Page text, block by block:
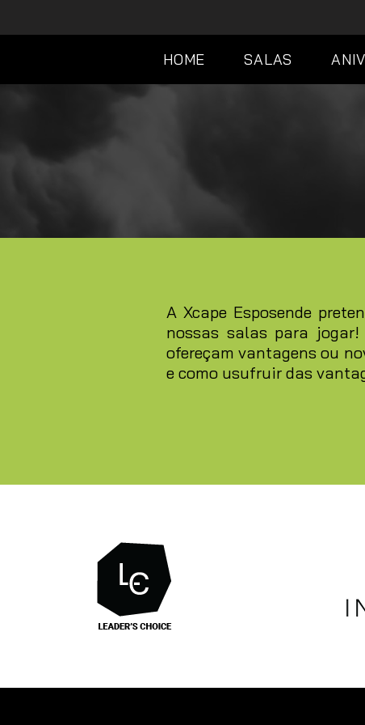
HOME SALAS
A Xcape Esposende
nossas salas para jogar!
ofereçam vantagens ou
e como usufruir das